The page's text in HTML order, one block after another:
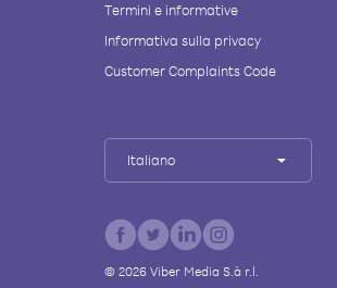
Termini e informative
Informativa sulla privacy
Customer Complaints Code
Italiano
© 2026Viber Media S.à r.l.